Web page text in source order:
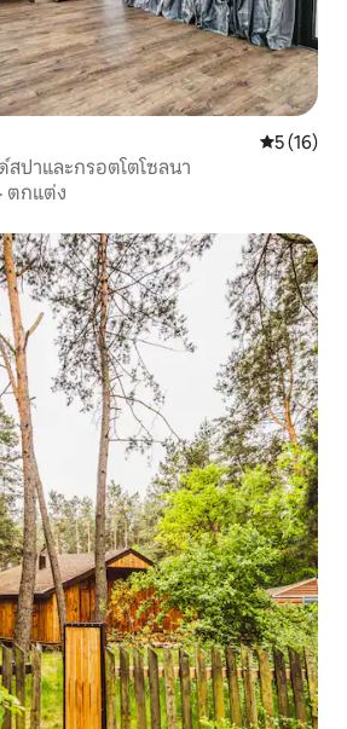
คะแนนเฉลี่
5 (16)
ปาและกรอตโตโซลนา
· ตกแต่ง